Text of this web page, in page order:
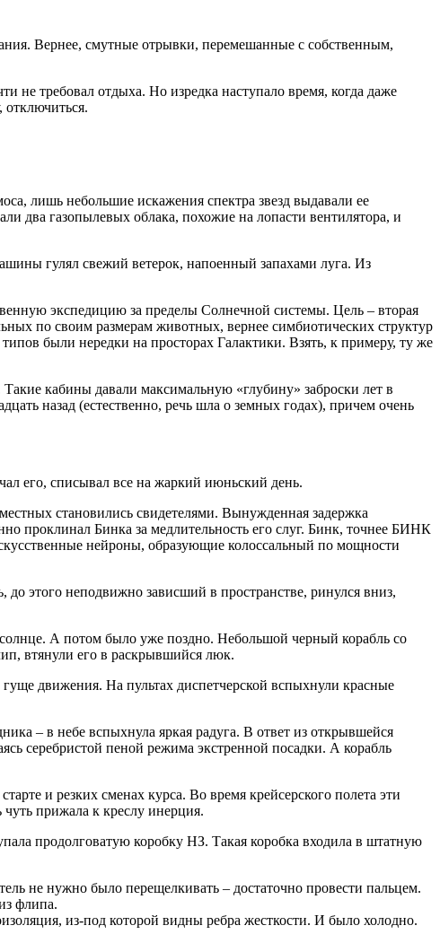
Вернее, смутные отрывки, перемешанные с собственным,
не требовал отдыха. Но изредка наступало время, когда даже
лишь небольшие искажения спектра звезд выдавали ее
два газопылевых облака, похожие на лопасти вентилятора, и
гулял свежий ветерок, напоенный запахами луга. Из
экспедицию за пределы Солнечной системы. Цель – вторая
по своим размерам животных, вернее симбиотических структур
были нередки на просторах Галактики. Взять, к примеру, ту же
кабины давали максимальную «глубину» заброски лет в
назад (естественно, речь шла о земных годах), причем очень
его, списывал все на жаркий июньский день.
становились свидетелями. Вынужденная задержка
проклинал Бинка за медлительность его слуг. Бинк, точнее БИНК
нейроны, образующие колоссальный по мощности
этого неподвижно зависший в пространстве, ринулся вниз,
А потом было уже поздно. Небольшой черный корабль со
втянули его в раскрывшийся люк.
движения. На пультах диспетчерской вспыхнули красные
– в небе вспыхнула яркая радуга. В ответ из открывшейся
серебристой пеной режима экстренной посадки. А корабль
и резких сменах курса. Во время крейсерского полета эти
прижала к креслу инерция.
продолговатую коробку НЗ. Такая коробка входила в штатную
не нужно было перещелкивать – достаточно провести пальцем.
флипа.
из-под которой видны ребра жесткости. И было холодно.